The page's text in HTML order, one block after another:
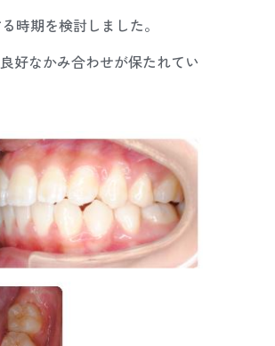
時期を検討しました。
好なかみ合わせが保たれてい